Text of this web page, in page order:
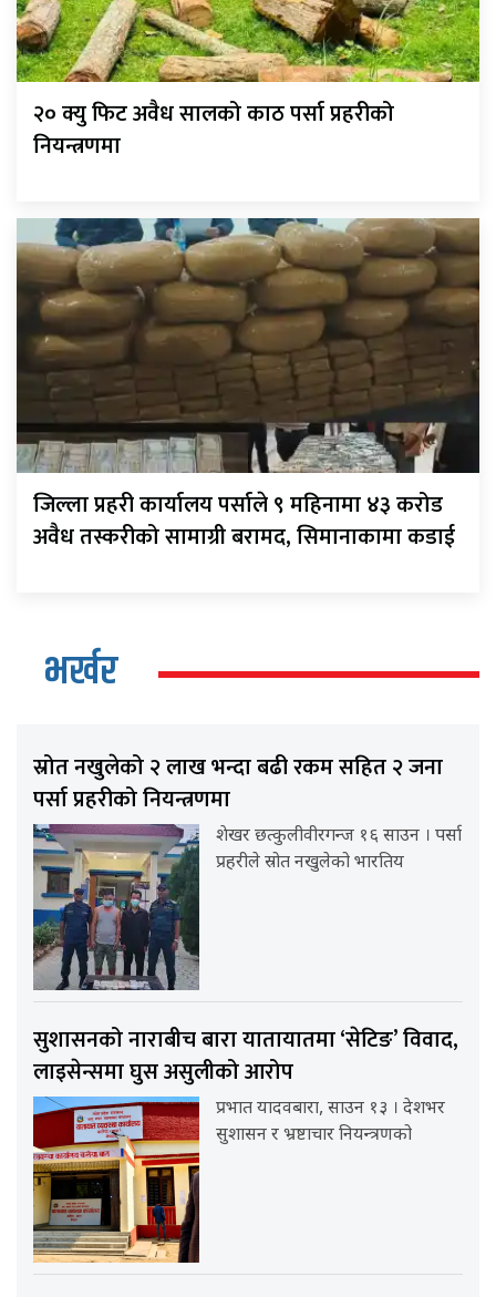
२० क्यु फिट अवैध सालको काठ पर्सा प्रहरीको
नियन्त्रणमा
जिल्ला प्रहरी कार्यालय पर्साले ९ महिनामा ४३ करोड
अवैध तस्करीको सामाग्री बरामद, सिमानाकामा कडाई
भर्खर
स्रोत नखुलेको २ लाख भन्दा बढी रकम सहित २ जना
पर्सा प्रहरीको नियन्त्रणमा
शेखर छत्कुलीवीरगन्ज १६ साउन । पर्सा
प्रहरीले स्रोत नखुलेको भारतिय
सुशासनको नाराबीच बारा यातायातमा ‘सेटिङ’ विवाद,
लाइसेन्समा घुस असुलीको आरोप
प्रभात यादवबारा, साउन १३ । देशभर
सुशासन र भ्रष्टाचार नियन्त्रणको